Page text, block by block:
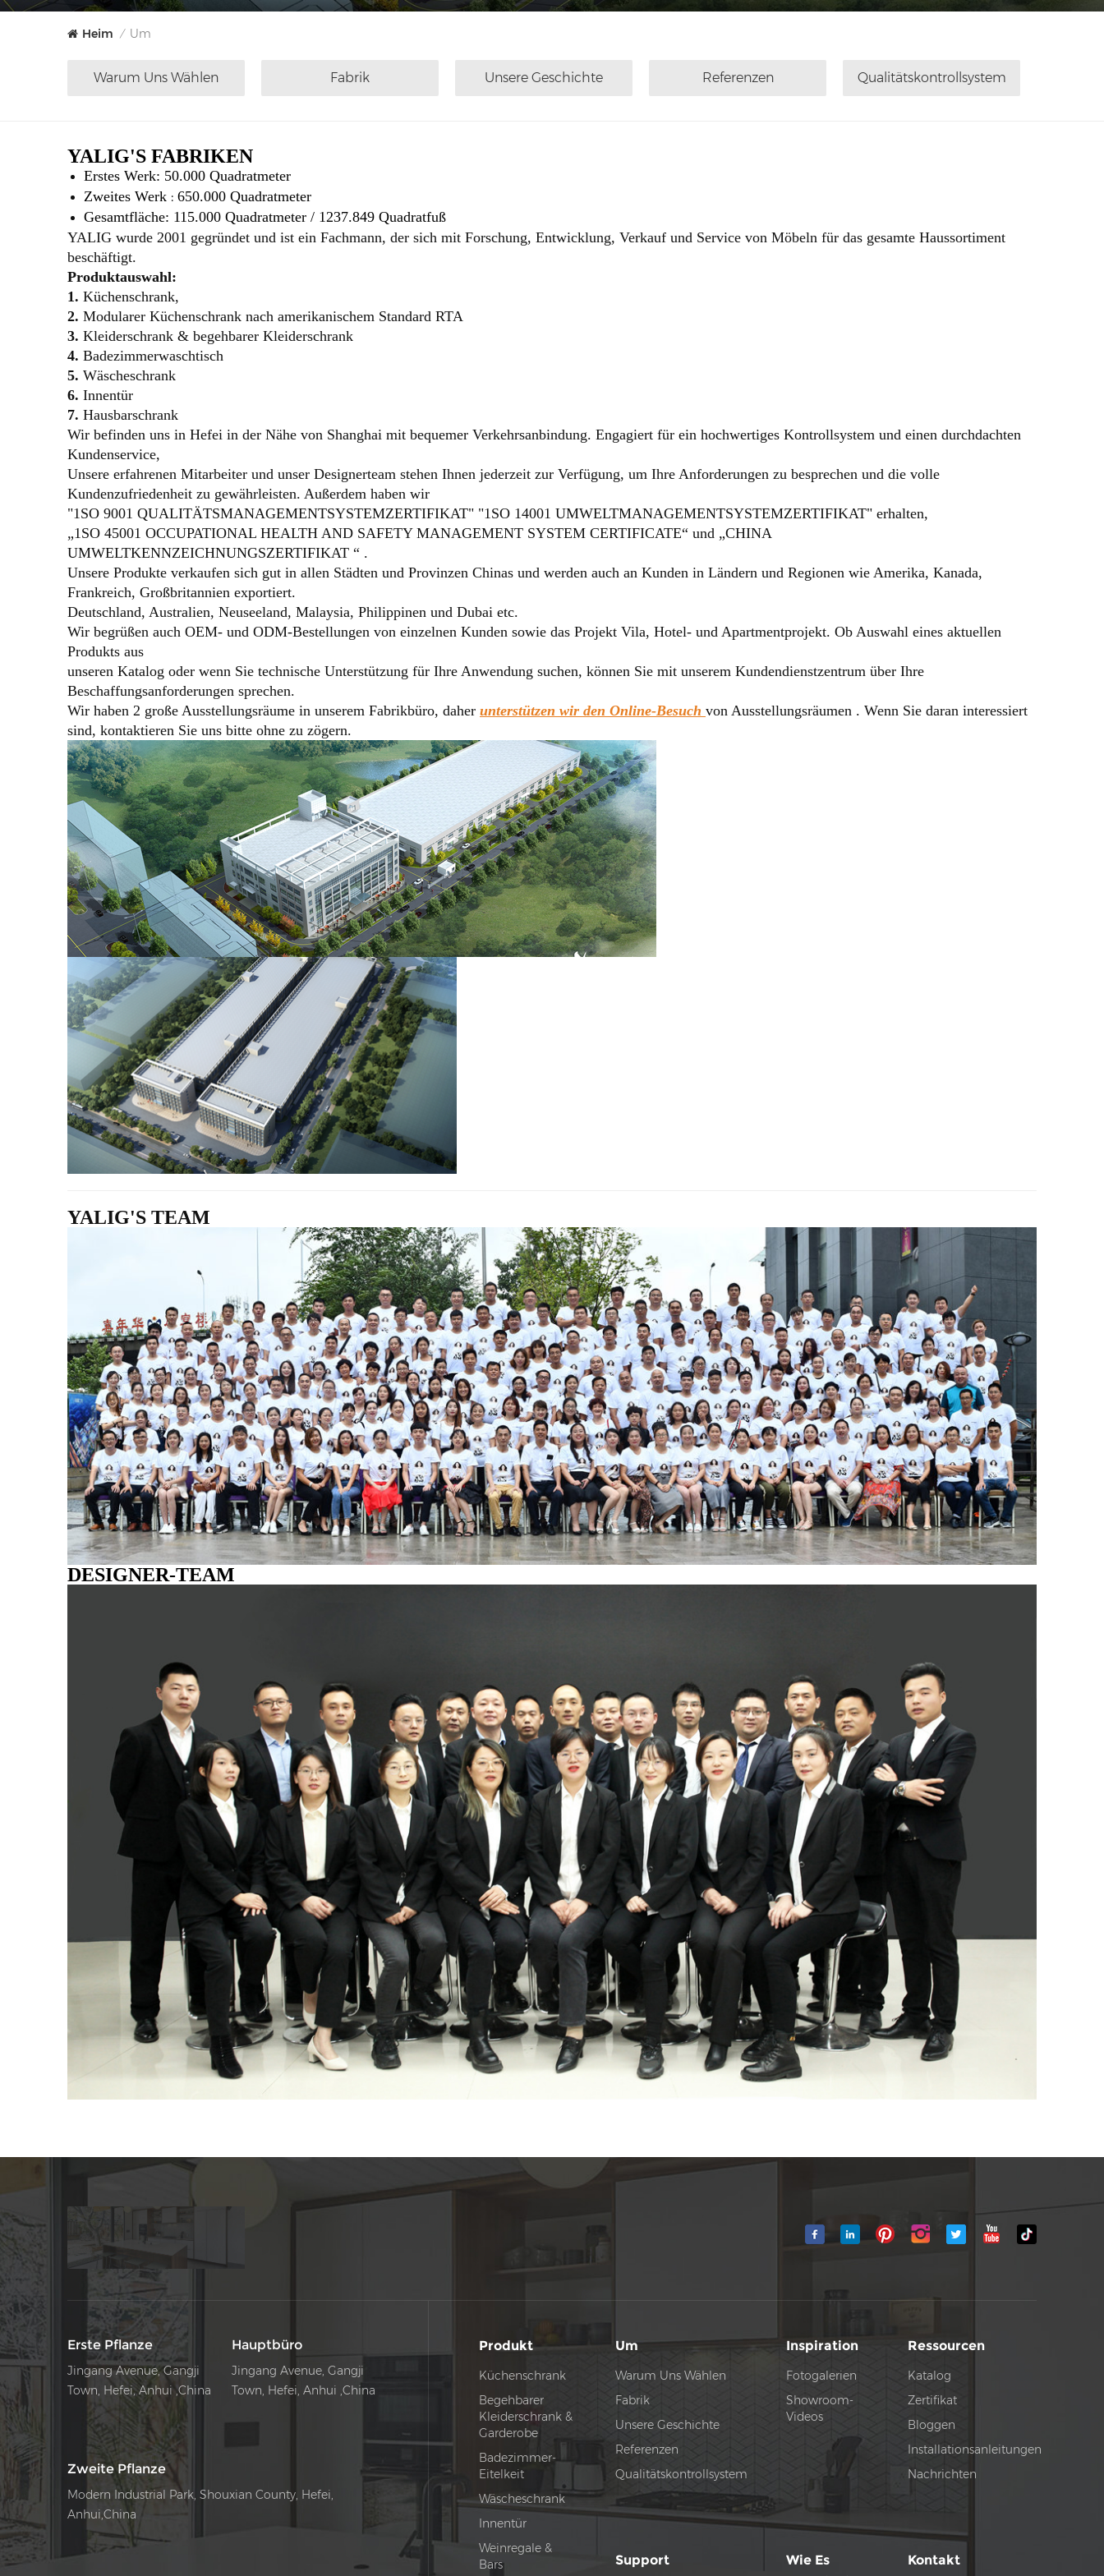
Heim / Um
Warum Uns Wählen Fabrik Unsere Geschichte Referenzen Qualitätskontrollsystem
YALIG'S FABRIKEN
Erstes Werk: 50.000 Quadratmeter
Zweites Werk : 650.000 Quadratmeter
Gesamtfläche: 115.000 Quadratmeter / 1237.849 Quadratfuß
YALIG wurde 2001 gegründet und ist ein Fachmann, der sich mit Forschung, Entwicklung, Verkauf und Service von Möbeln für das gesamte Haussortiment
beschäftigt.
Produktauswahl:
1. Küchenschrank,
2. Modularer Küchenschrank nach amerikanischem Standard RTA
3. Kleiderschrank & begehbarer Kleiderschrank
4. Badezimmerwaschtisch
5. Wäscheschrank
6. Innentür
7. Hausbarschrank
Wir befinden uns in Hefei in der Nähe von Shanghai mit bequemer Verkehrsanbindung. Engagiert für ein hochwertiges Kontrollsystem und einen durchdachten
Kundenservice,
Unsere erfahrenen Mitarbeiter und unser Designerteam stehen Ihnen jederzeit zur Verfügung, um Ihre Anforderungen zu besprechen und die volle
Kundenzufriedenheit zu gewährleisten. Außerdem haben wir
"1SO 9001 QUALITÄTSMANAGEMENTSYSTEMZERTIFIKAT" "1SO 14001 UMWELTMANAGEMENTSYSTEMZERTIFIKAT" erhalten,
„1SO 45001 OCCUPATIONAL HEALTH AND SAFETY MANAGEMENT SYSTEM CERTIFICATE“ und „CHINA
UMWELTKENNZEICHNUNGSZERTIFIKAT “ .
Unsere Produkte verkaufen sich gut in allen Städten und Provinzen Chinas und werden auch an Kunden in Ländern und Regionen wie Amerika, Kanada,
Frankreich, Großbritannien exportiert.
Deutschland, Australien, Neuseeland, Malaysia, Philippinen und Dubai etc.
Wir begrüßen auch OEM- und ODM-Bestellungen von einzelnen Kunden sowie das Projekt Vila, Hotel- und Apartmentprojekt. Ob Auswahl eines aktuellen
Produkts aus
unseren Katalog oder wenn Sie technische Unterstützung für Ihre Anwendung suchen, können Sie mit unserem Kundendienstzentrum über Ihre
Beschaffungsanforderungen sprechen.
Wir haben 2 große Ausstellungsräume in unserem Fabrikbüro, daher unterstützen wir den Online-Besuch von Ausstellungsräumen . Wenn Sie daran interessiert
sind, kontaktieren Sie uns bitte ohne zu zögern.
YALIG'S TEAM
DESIGNER-TEAM
Erste Pflanze
Jingang Avenue, Gangji
Town, Hefei, Anhui ,China
Hauptbüro
Jingang Avenue, Gangji
Town, Hefei, Anhui ,China
Zweite Pflanze
Modern Industrial Park, Shouxian County, Hefei,
Anhui,China
Produkt
Küchenschrank
Begehbarer
Kleiderschrank &
Garderobe
Badezimmer-
Eitelkeit
Wäscheschrank
Innentür
Weinregale &
Bars
Um
Warum Uns Wählen
Fabrik
Unsere Geschichte
Referenzen
Qualitätskontrollsystem
Inspiration
Fotogalerien
Showroom-
Videos
Ressourcen
Katalog
Zertifikat
Bloggen
Installationsanleitungen
Nachrichten
Support
Wie Es
Kontakt